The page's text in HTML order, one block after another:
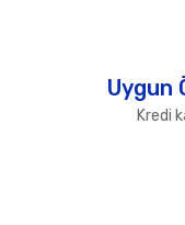
Uygun
Kredi